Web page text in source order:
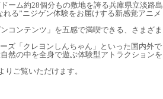
ーム約28個分もの敷地を誇る兵庫県立淡路島
る”ニジゲン体験をお届けする新感覚アニメ
コンテンツ」を五感で満喫できる、さまざま
ズ「クレヨンしんちゃん」といった国内外で
然の中を全身で遊ぶ体験型アトラクションを
りご覧いただけます。